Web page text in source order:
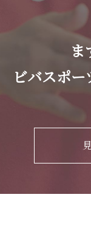
ま
ビバスポ